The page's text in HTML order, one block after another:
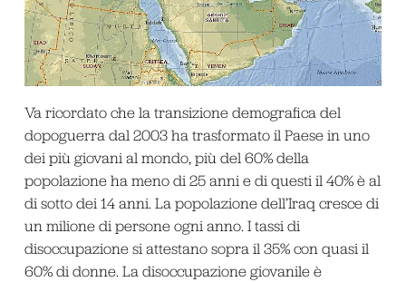
Va ricordato che la transizione demografica del
dopoguerra dal 2003 ha trasformato il Paese in uno
dei più giovani al mondo, più del 60% della
popolazione ha meno di 25 anni e di questi il 40% è al
di sotto dei 14 anni. La popolazione dell’Iraq cresce di
un milione di persone ogni anno. I tassi di
disoccupazione si attestano sopra il 35% con quasi il
60% di donne. La disoccupazione giovanile è